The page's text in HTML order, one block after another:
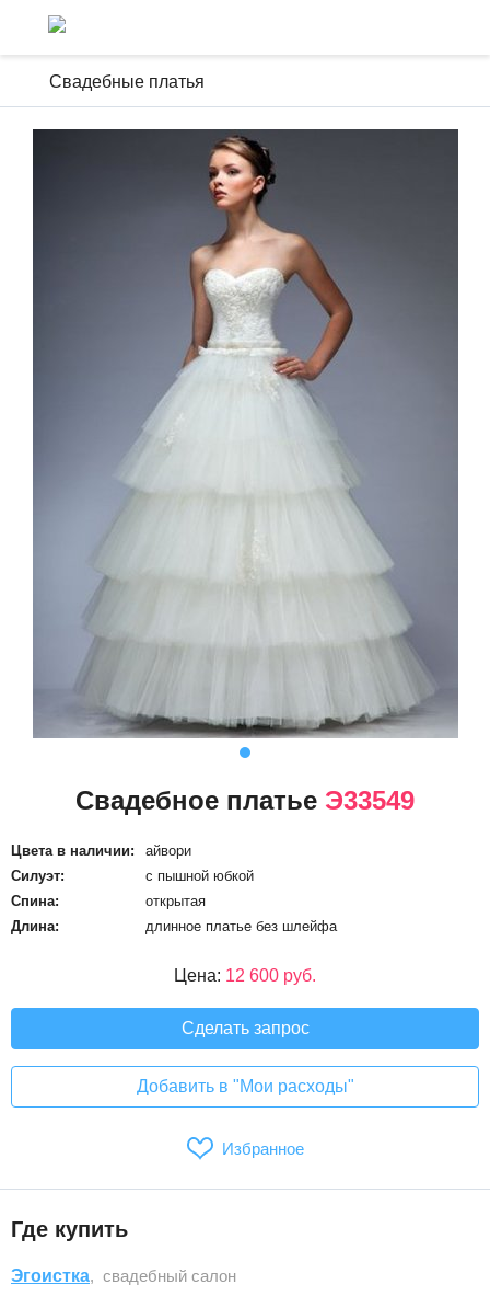
Свадебные платья
Свадебное платье Э33549
Цвета в наличии:
айвори
Силуэт:
с пышной юбкой
Спина:
открытая
Длина:
длинное платье без шлейфа
Цена: 12 600 руб.
Сделать запрос
Добавить в "Мои расходы"
Избранное
Где купить
Эгоистка, свадебный салон